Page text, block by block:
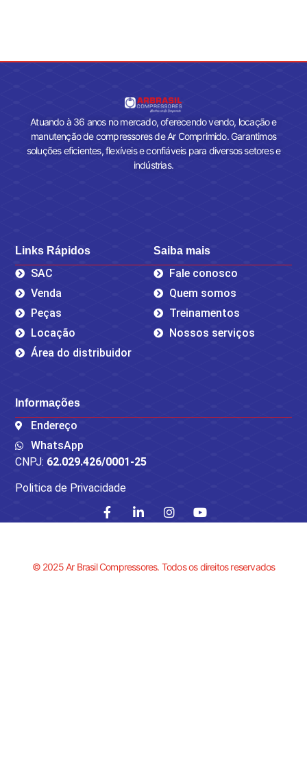
Atuando à 36 anos no mercado, oferecendo vendo, locação e
manutenção de compressores de Ar Comprimido. Garantimos
soluções eficientes, flexíveis e confiáveis para diversos setores e
indústrias.
Links Rápidos
SAC
Venda
Peças
Locação
Área do distribuidor
Saiba mais
Fale conosco
Quem somos
Treinamentos
Nossos serviços
Informações
Endereço
WhatsApp
CNPJ: 62.029.426/0001-25
Politica de Privacidade
© 2025 Ar Brasil Compressores. Todos os direitos reservados